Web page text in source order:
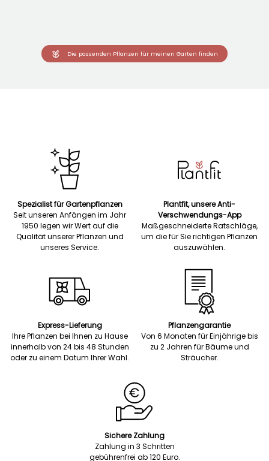
Die passenden Pflanzen für meinen Garten finden
Spezialist für Gartenpflanzen
Seit unseren Anfängen im Jahr
1950 legen wir Wert auf die
Qualität unserer Pflanzen und
unseres Service.
Plantfit, unsere Anti-
Verschwendungs-App
Maßgeschneiderte Ratschläge,
um die für Sie richtigen Pflanzen
auszuwählen.
Express-Lieferung
Ihre Pflanzen bei Ihnen zu Hause
innerhalb von 24 bis 48 Stunden
oder zu einem Datum Ihrer Wahl.
Pflanzengarantie
Von 6 Monaten für Einjährige bis
zu 2 Jahren für Bäume und
Sträucher.
Sichere Zahlung
Zahlung in 3 Schritten
gebührenfrei ab 120 Euro.